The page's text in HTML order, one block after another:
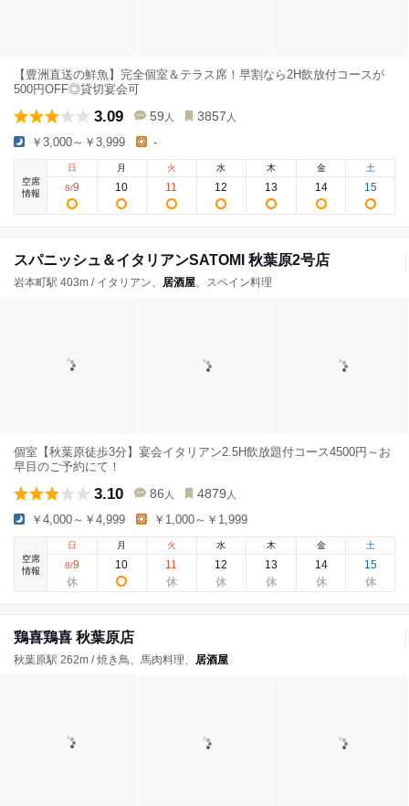
【豊洲直送の鮮魚】完全個室＆テラス席！早割なら2H飲放付コースが
500円OFF◎貸切宴会可
3.09 59 人 3857 人
￥3,000～￥3,999 -
空席
情報
日
8/9
月
10
火
11
水
12
木
13
金
14
土
15
スパニッシュ＆イタリアンSATOMI 秋葉原2号店
岩本町駅 403m / イタリアン、 居酒屋、スペイン料理
個室【秋葉原徒歩3分】宴会イタリアン2.5H飲放題付コース4500円～お
早目のご予約にて！
3.10 86 人 4879 人
￥4,000～￥4,999 ￥1,000～￥1,999
空席
情報
日
8/9
月
10
火
11
水
12
木
13
金
14
土
15
鶏喜鶏喜 秋葉原店
秋葉原駅 262m / 焼き鳥、馬肉料理、 居酒屋